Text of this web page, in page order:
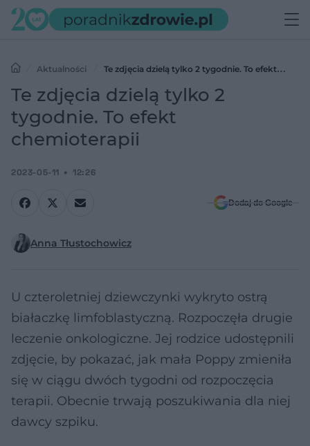
Aktualności
Te zdjęcia dzielą tylko 2 tygodnie. To efekt
chemioterapii
Te zdjęcia dzielą tylko 2
tygodnie. To efekt
chemioterapii
2023-05-11 12:26
Dodaj do Google
Anna Tłustochowicz
U czteroletniej dziewczynki wykryto ostrą
białaczkę limfoblastyczną. Rozpoczęła drugie
leczenie onkologiczne. Jej rodzice udostępnili
zdjęcie, by pokazać, jak mała Poppy zmieniła
się w ciągu dwóch tygodni od rozpoczęcia
terapii. Obecnie trwają poszukiwania dla niej
dawcy szpiku.